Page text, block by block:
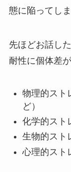
態に陥ってし
先ほどお話し
耐性に個体差
物理的スト
ど）
化学的スト
生物的スト
心理的スト